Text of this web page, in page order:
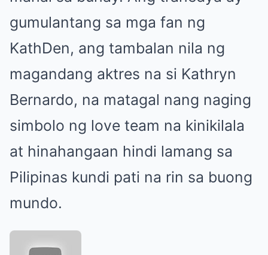
gumulantang sa mga fan ng
KathDen, ang tambalan nila ng
magandang aktres na si Kathryn
Bernardo, na matagal nang naging
simbolo ng love team na kinikilala
at hinahangaan hindi lamang sa
Pilipinas kundi pati na rin sa buong
mundo.